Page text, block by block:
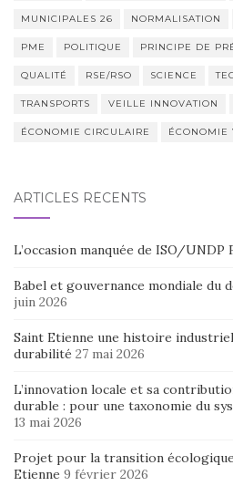
MUNICIPALES 26 NORMALISATION
PME POLITIQUE PRINCIPE DE
QUALITÉ RSE/RSO SCIENCE
TRANSPORTS VEILLE INNOVATION
ÉCONOMIE CIRCULAIRE ÉCONOMIE
ARTICLES RÉCENTS
L’occasion manquée de ISO/UNDP
Babel et gouvernance mondiale du
juin 2026
Saint Etienne une histoire
durabilité 27 mai 2026
L’innovation locale et sa
durable : pour une taxonomie du
13 mai 2026
Projet pour la transition
Etienne 9 février 2026